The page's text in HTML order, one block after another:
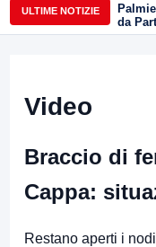
ULTIME NOTIZIE
da
Video
Braccio di
Cappa:
Restano aperti i